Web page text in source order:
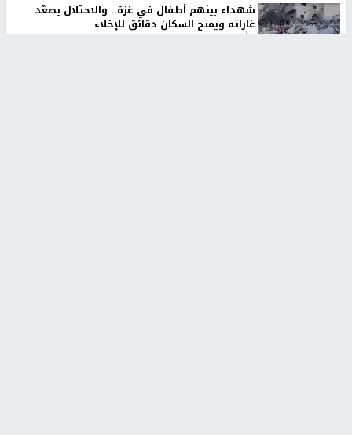
شهداء بينهم أطفال في غزة.. والاحتلال يصعّد
غاراته ويمنح السكان دقائق للإخلاء